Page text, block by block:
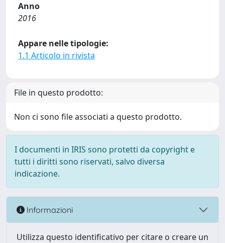
Anno
2016
Appare nelle tipologie:
1.1 Articolo in rivista
File in questo prodotto:
Non ci sono file associati a questo prodotto.
I documenti in IRIS sono protetti da copyright e
tutti i diritti sono riservati, salvo diversa
indicazione.
Informazioni
Utilizza questo identificativo per citare o creare un